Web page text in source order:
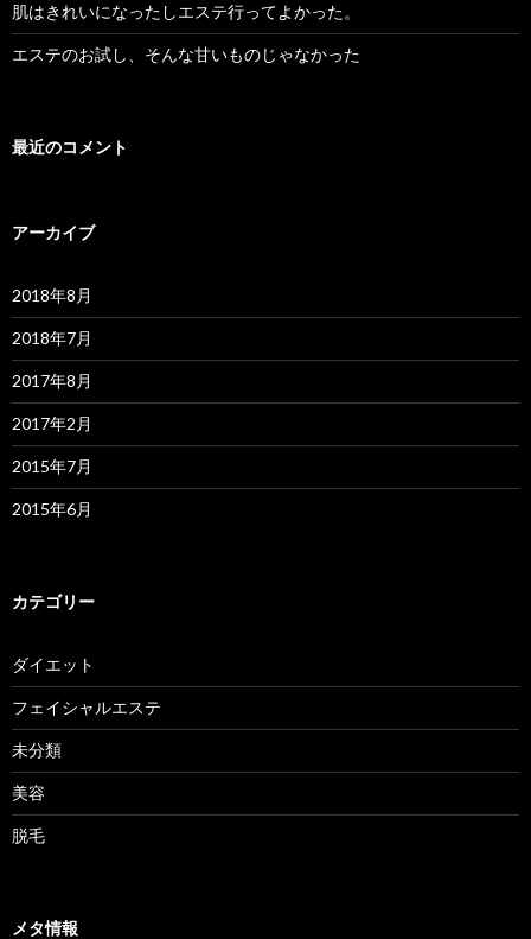
肌はきれいになったしエステ行ってよかった。
エステのお試し、そんな甘いものじゃなかった
最近のコメント
アーカイブ
2018年8月
2018年7月
2017年8月
2017年2月
2015年7月
2015年6月
カテゴリー
ダイエット
フェイシャルエステ
未分類
美容
脱毛
メタ情報